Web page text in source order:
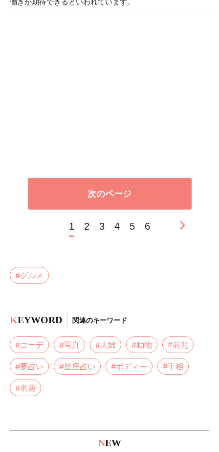
働きが期待できるといわれています。
次のページ
1 2 3 4 5 6
#グルメ
KEYWORD 関連のキーワード
#コーデ #写真 #夫婦 #動物 #前兆
#夢占い #星座占い #ボディー #手相
#名前
NEW